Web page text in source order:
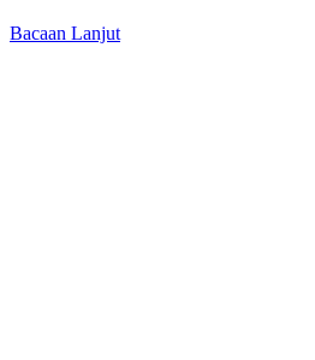
Bacaan Lanjut